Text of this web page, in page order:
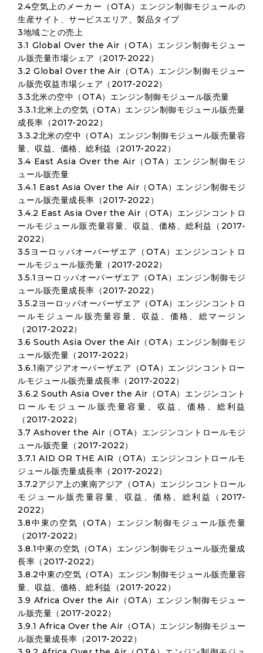
2.4空気上のメーカー（OTA）エンジン制御モジュールの
生産サイト、サービスエリア、製品タイプ
3地域ごとの売上
3.1 Global Over the Air（OTA）エンジン制御モジュー
ル販売量市場シェア（2017-2022）
3.2 Global Over the Air（OTA）エンジン制御モジュー
ル販売収益市場シェア（2017-2022）
3.3北米の空中（OTA）エンジン制御モジュール販売量
3.3.1北米上の空気（OTA）エンジン制御モジュール販売量
成長率（2017-2022）
3.3.2北米の空中（OTA）エンジン制御モジュール販売量容
量、収益、価格、総利益（2017-2022）
3.4 East Asia Over the Air（OTA）エンジン制御モジ
ュール販売量
3.4.1 East Asia Over the Air（OTA）エンジン制御モジ
ュール販売量成長率（2017-2022）
3.4.2 East Asia Over the Air（OTA）エンジンコントロ
ールモジュール販売量容量、収益、価格、総利益（2017-
2022）
3.5ヨーロッパオーバーザエア（OTA）エンジンコントロ
ールモジュール販売量（2017-2022）
3.5.1ヨーロッパオーバーザエア（OTA）エンジン制御モジ
ュール販売量成長率（2017-2022）
3.5.2ヨーロッパオーバーザエア（OTA）エンジンコントロ
ールモジュール販売量容量、収益、価格、総マージン
（2017-2022）
3.6 South Asia Over the Air（OTA）エンジン制御モジ
ュール販売量（2017-2022）
3.6.1南アジアオーバーザエア（OTA）エンジンコントロー
ルモジュール販売量成長率（2017-2022）
3.6.2 South Asia Over the Air（OTA）エンジンコント
ロールモジュール販売量容量、収益、価格、総利益
（2017-2022）
3.7 Ashover the Air（OTA）エンジンコントロールモジ
ュール販売量（2017-2022）
3.7.1 AID OR THE AIR（OTA）エンジンコントロールモ
ジュール販売量成長率（2017-2022）
3.7.2アジア上の東南アジア（OTA）エンジンコントロール
モジュール販売量容量、収益、価格、総利益（2017-
2022）
3.8中東の空気（OTA）エンジン制御モジュール販売量
（2017-2022）
3.8.1中東の空気（OTA）エンジン制御モジュール販売量成
長率（2017-2022）
3.8.2中東の空気（OTA）エンジン制御モジュール販売量容
量、収益、価格、総利益（2017-2022）
3.9 Africa Over the Air（OTA）エンジン制御モジュー
ル販売量（2017-2022）
3.9.1 Africa Over the Air（OTA）エンジン制御モジュー
ル販売量成長率（2017-2022）